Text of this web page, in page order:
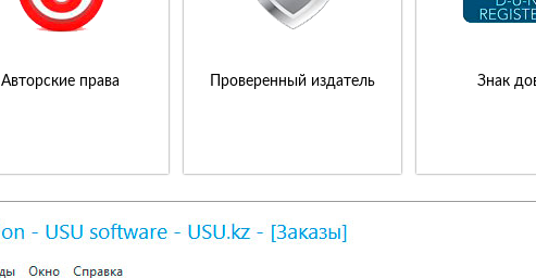
Авторские права Проверенный издатель Знак